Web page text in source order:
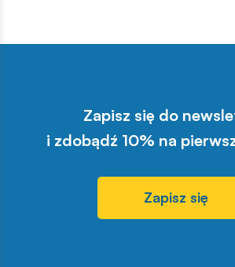
Zapisz się do
i zdobądź 10% na
Zapisz się